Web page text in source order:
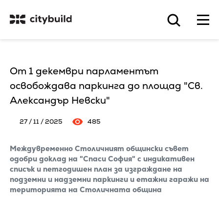
От 1 декември парламентът
освобождава паркинга до площад "Св.
Александър Невски"
27 / 11 / 2025 485
Междувременно Столичният общински съвет
одобри доклад на "Спаси София" с индикативен
списък и петгодишен план за изграждане на
подземни и надземни паркинги и етажни гаражи на
територията на Столичната община